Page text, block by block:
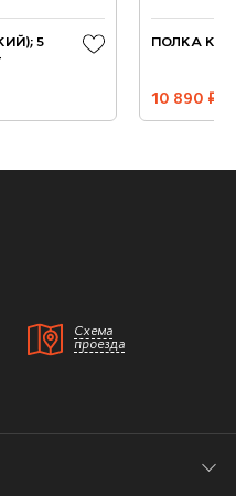
5
ПОЛКА
10 890 руб.
Схема
проезда